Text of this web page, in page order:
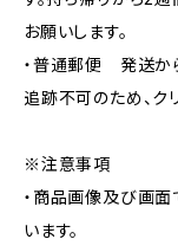
お願いします。
・普通郵便 発送か
追跡不可のため、ク
※注意事項
・商品画像及び画
います。